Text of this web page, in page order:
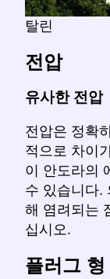
탈린
전압
유사한 전압
전압은 정확
적으로 차이
이 안도라의
수 있습니다.
해 염려되는
십시오.
플러그 형